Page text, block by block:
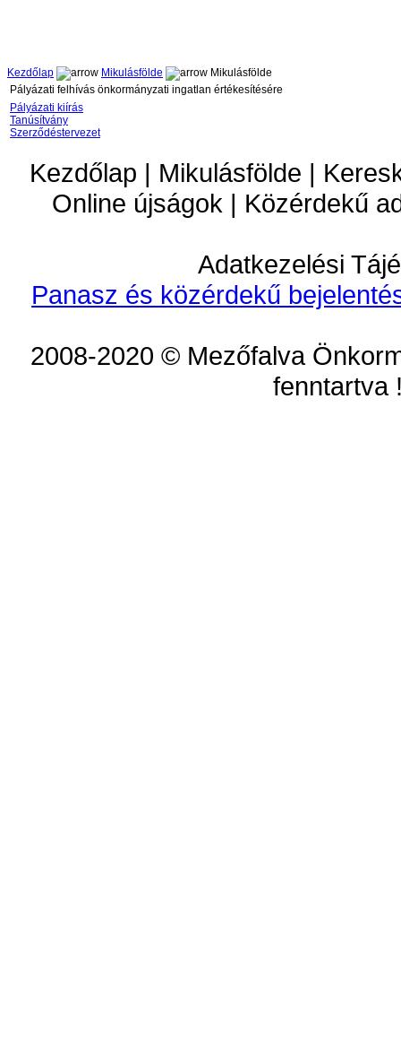
Kezdőlap Mikulásfölde
Mikulásfölde
Pályázati felhívás önkormányzati ingatlan értékesítésére
Pályázati kiírás
Tanúsítvány
Szerződéstervezet
Kezdőlap | Mikulásfölde |
Online újságok | Közérdekű
Adatkezelési
Panasz és közérdekű
2008-2020 © Mezőfalva
fenntartva